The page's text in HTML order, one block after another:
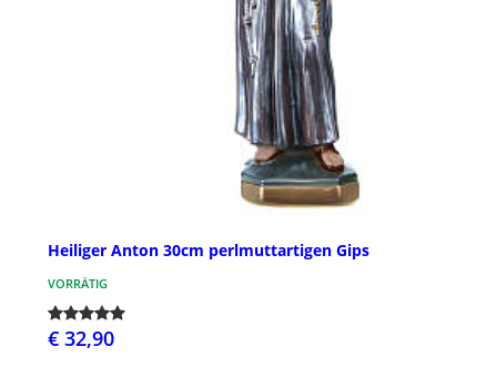
Heiliger Anton 30cm perlmuttartigen Gips
VORRÄTIG
€ 32,90